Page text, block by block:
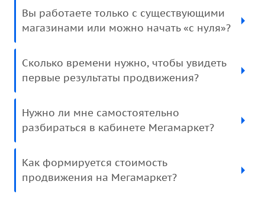
Вы работаете только с существующими
магазинами или можно начать «с нуля»?
Сколько времени нужно, чтобы увидеть
первые результаты продвижения?
Нужно ли мне самостоятельно
разбираться в кабинете Мегамаркет?
Как формируется стоимость
продвижения на Мегамаркет?